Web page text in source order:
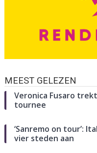
MEEST GELEZEN
Veronica Fusaro
tournee
‘Sanremo on tour’:
vier steden aan